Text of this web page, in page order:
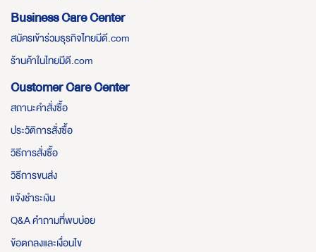
Business Care Center
สมัครเข้าร่วมธุรกิจไทยมีดี.com
ร้านค้าในไทยมีดี.com
Customer Care Center
สถานะคำสั่งซื้อ
ประวัติการสั่งซื้อ
วิธีการสั่งซื้อ
วิธีการขนส่ง
แจ้งชำระเงิน
Q&A คำถามที่พบบ่อย
ข้อตกลงและเงื่อนไข